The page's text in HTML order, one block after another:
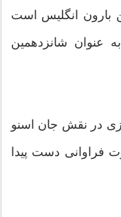
بارون انگلیس است
شانزدهمین
از سال ۲۰۱۱ و با بازی در نقش جان اسنو
فراوانی دست پیدا